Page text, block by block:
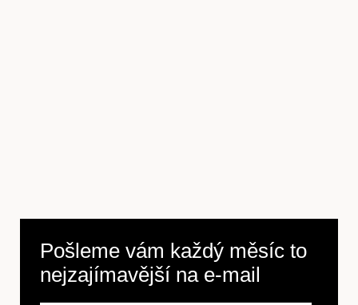
Pošleme vám každý měsíc to
nejzajímavější na e-mail